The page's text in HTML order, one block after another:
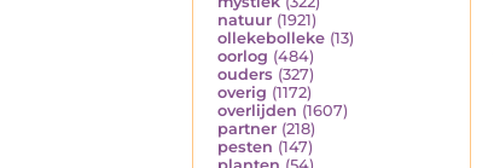
natuur (1921)
ollekebolleke (13)
oorlog (484)
ouders (327)
overig (1172)
overlijden (1607)
partner (218)
pesten (147)